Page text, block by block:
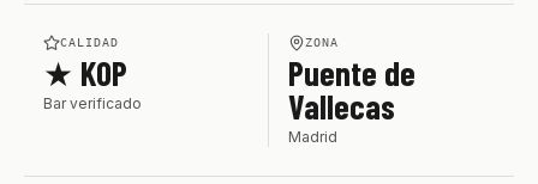
CALIDAD
★ KOP
Bar verificado
ZONA
Puente de
Vallecas
Madrid